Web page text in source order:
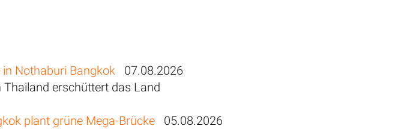
Nothaburi Bangkok 07.08.2026
erschüttert das Land
plant grüne Mega-Brücke 05.08.2026